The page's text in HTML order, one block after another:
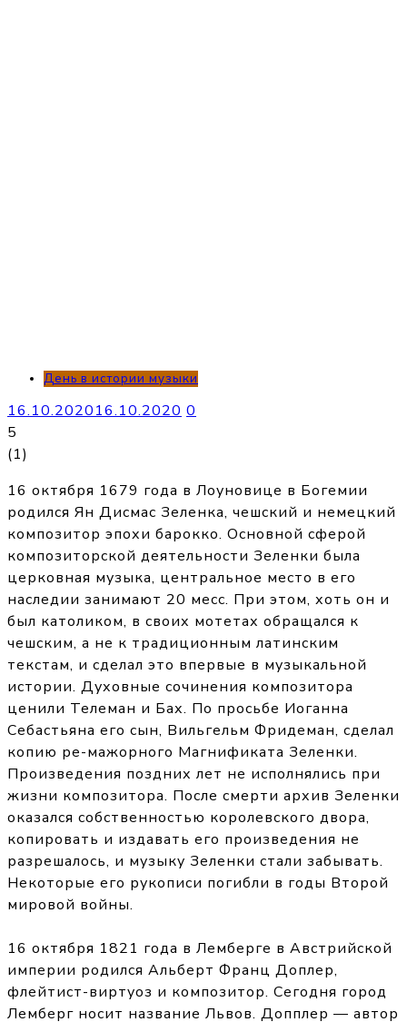
День в истории музыки
16.10.202016.10.2020 0
5
(1)
16 октября 1679 года в Лоуновице в Богемии
родился Ян Дисмас Зеленка, чешский и немецкий
композитор эпохи барокко. Основной сферой
композиторской деятельности Зеленки была
церковная музыка, центральное место в его
наследии занимают 20 месс. При этом, хоть он и
был католиком, в своих мотетах обращался к
чешским, а не к традиционным латинским
текстам, и сделал это впервые в музыкальной
истории. Духовные сочинения композитора
ценили Телеман и Бах. По просьбе Иоганна
Себастьяна его сын, Вильгельм Фридеман, сделал
копию ре-мажорного Магнификата Зеленки.
Произведения поздних лет не исполнялись при
жизни композитора. После смерти архив Зеленки
оказался собственностью королевского двора,
копировать и издавать его произведения не
разрешалось, и музыку Зеленки стали забывать.
Некоторые его рукописи погибли в годы Второй
мировой войны.
16 октября 1821 года в Лемберге в Австрийской
империи родился Альберт Франц Доплер,
флейтист-виртуоз и композитор. Сегодня город
Лемберг носит название Львов. Допплер — автор